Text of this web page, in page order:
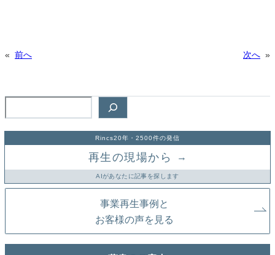
« 前へ 次へ »
Rincs20年・2500件の発信
再生の現場から →
AIがあなたに記事を探します
事業再生事例と
お客様の声を見る